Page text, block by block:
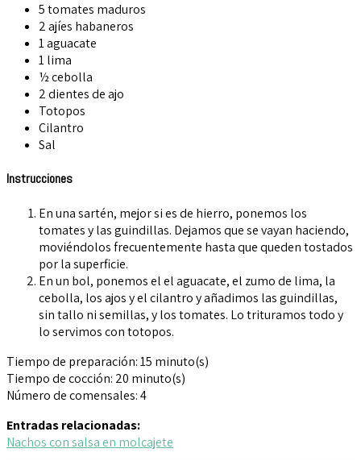
5 tomates maduros
2 ajíes habaneros
1 aguacate
1 lima
½ cebolla
2 dientes de ajo
Totopos
Cilantro
Sal
Instrucciones
En una sartén, mejor si es de hierro, ponemos los
tomates y las guindillas. Dejamos que se vayan haciendo,
moviéndolos frecuentemente hasta que queden tostados
por la superficie.
En un bol, ponemos el el aguacate, el zumo de lima, la
cebolla, los ajos y el cilantro y añadimos las guindillas,
sin tallo ni semillas, y los tomates. Lo trituramos todo y
lo servimos con totopos.
Tiempo de preparación:15 minuto(s)
Tiempo de cocción: 20 minuto(s)
Número de comensales:4
Entradas relacionadas:
Nachos con salsa en molcajete